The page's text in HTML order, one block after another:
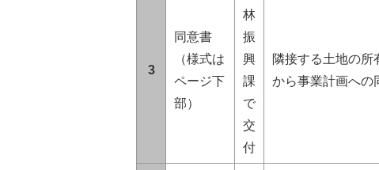
3
同意書
（様式は
ページ下
部）
林
振
興
課
で
交
付
隣接する土地の
から事業計画への